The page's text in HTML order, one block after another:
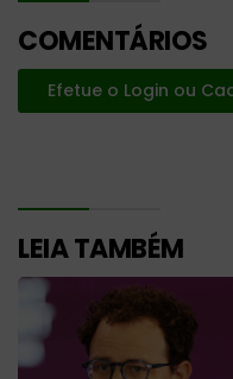
COMENTÁRIOS
Efetue o Login ou
LEIA TAMBÉM